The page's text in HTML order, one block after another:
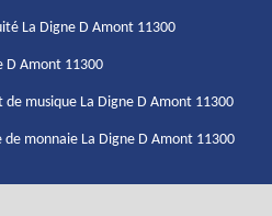
La Digne D Amont 11300
D Amont 11300
musique La Digne D Amont 11300
monnaie La Digne D Amont 11300